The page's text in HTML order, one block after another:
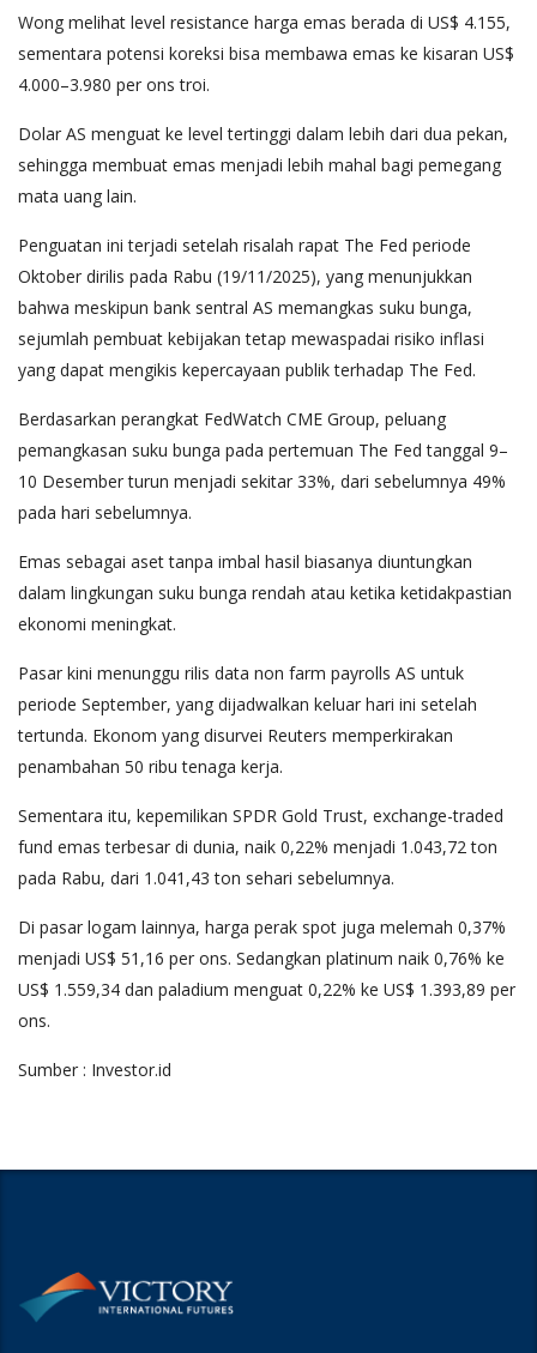
Wong melihat level resistance harga emas berada di US$ 4.155,
sementara potensi koreksi bisa membawa emas ke kisaran US$
4.000–3.980 per ons troi.
Dolar AS menguat ke level tertinggi dalam lebih dari dua pekan,
sehingga membuat emas menjadi lebih mahal bagi pemegang
mata uang lain.
Penguatan ini terjadi setelah risalah rapat The Fed periode
Oktober dirilis pada Rabu (19/11/2025), yang menunjukkan
bahwa meskipun bank sentral AS memangkas suku bunga,
sejumlah pembuat kebijakan tetap mewaspadai risiko inflasi
yang dapat mengikis kepercayaan publik terhadap The Fed.
Berdasarkan perangkat FedWatch CME Group, peluang
pemangkasan suku bunga pada pertemuan The Fed tanggal 9–
10 Desember turun menjadi sekitar 33%, dari sebelumnya 49%
pada hari sebelumnya.
Emas sebagai aset tanpa imbal hasil biasanya diuntungkan
dalam lingkungan suku bunga rendah atau ketika ketidakpastian
ekonomi meningkat.
Pasar kini menunggu rilis data non farm payrolls AS untuk
periode September, yang dijadwalkan keluar hari ini setelah
tertunda. Ekonom yang disurvei Reuters memperkirakan
penambahan 50 ribu tenaga kerja.
Sementara itu, kepemilikan SPDR Gold Trust, exchange-traded
fund emas terbesar di dunia, naik 0,22% menjadi 1.043,72 ton
pada Rabu, dari 1.041,43 ton sehari sebelumnya.
Di pasar logam lainnya, harga perak spot juga melemah 0,37%
menjadi US$ 51,16 per ons. Sedangkan platinum naik 0,76% ke
US$ 1.559,34 dan paladium menguat 0,22% ke US$ 1.393,89 per
ons.
Sumber : Investor.id